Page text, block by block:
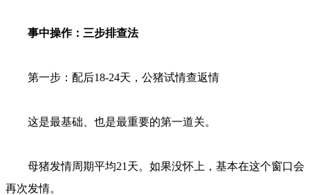
事中操作：三步排查法
第一步：配后18-24天，公猪试情查返情
这是最基础、也是最重要的第一道关。
母猪发情周期平均21天。如果没怀上，基本在这个窗口会
再次发情。